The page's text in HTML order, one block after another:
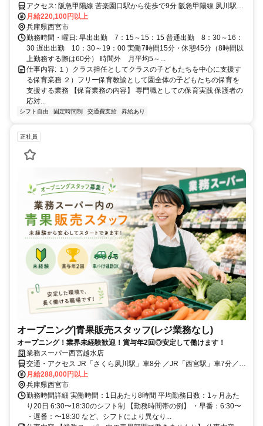
アクセス: 阪急甲陽線 苦楽園口駅から徒歩で9分 阪急甲陽線 夙川駅か
ら徒歩で10分 阪急神戸本線 夙川駅から徒歩で10分
月給220,100円以上
兵庫県西宮市
勤務時間・曜日: 早出出勤 7：15～15：15 普通出勤 8：30～16：
30 遅出出勤 10：30～19：00 実働7時間15分・休憩45分（8時間以
上勤務する際は60分） 時間外 月平均5～...
仕事内容: １）クラス担任としてクラスの子どもたちを中心に支援す
る保育業務 ２）フリー保育教諭として園全体の子どもたちの保育を
支援する業務 【保育業務の内容】 専門職としての保育実践 保護者の
応対...
シフト自由 固定時間制 交通費支給 昇給あり
正社員
オープニング|青果販売スタッフ(レジ業務なし)
オープニング！業界未経験歓迎！賞与年2回◎安定して働けます！
業務スーパー西宮越水店
交通・アクセス JR「さくら夙川駅」車8分 ／JR「西宮駅」車7分／阪
神本線「西宮駅」車7分
月給288,000円以上
兵庫県西宮市
勤務時間詳細 実働時間：1日あたり8時間 平均勤務日数：1ヶ月あた
り20日 6:30〜18:30のシフト制 【勤務時間帯の例】 ・早番：6:30〜
・遅番：〜18:30 など、シフトにより異なり...